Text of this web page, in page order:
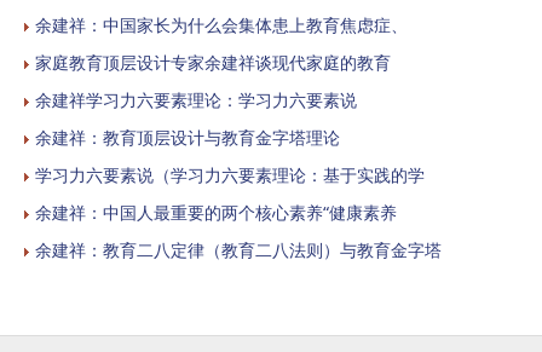
余建祥：中国家长为什么会集体患上教育焦虑症、
家庭教育顶层设计专家余建祥谈现代家庭的教育
余建祥学习力六要素理论：学习力六要素说
余建祥：教育顶层设计与教育金字塔理论
学习力六要素说（学习力六要素理论：基于实践的学
余建祥：中国人最重要的两个核心素养“健康素养
余建祥：教育二八定律（教育二八法则）与教育金字塔